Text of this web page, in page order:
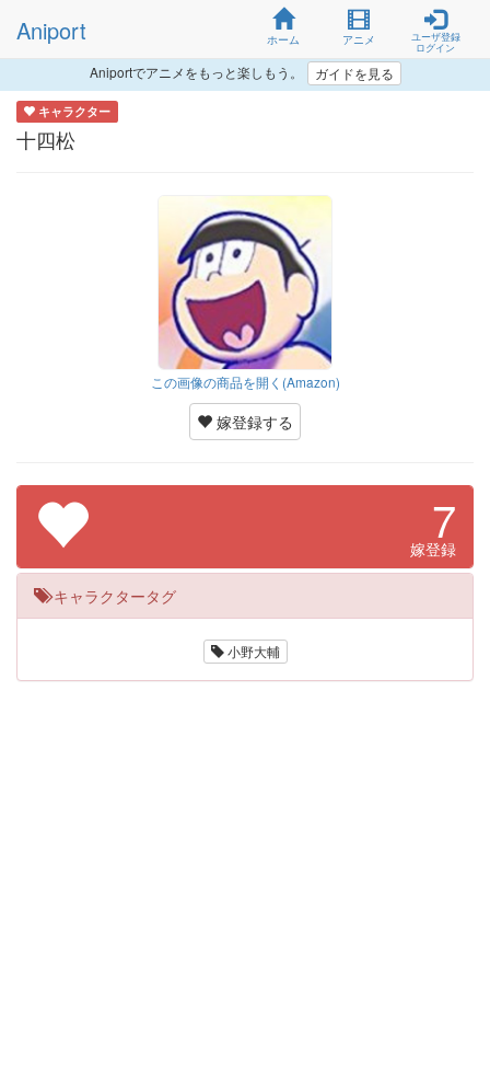
Aniport ホーム アニメ
ユーザ登録
ログイン
Aniportでアニメをもっと楽しもう。 ガイドを見る
キャラクター
十四松
この画像の商品を開く(Amazon)
嫁登録する
7
嫁登録
キャラクタータグ
小野大輔